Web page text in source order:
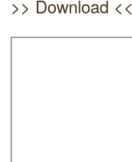
>> Download <<